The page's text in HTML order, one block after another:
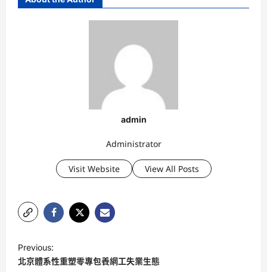
admin
Administrator
Visit Website View All Posts
o
Previous:
北京體系性重塑零專包養網工失業生態